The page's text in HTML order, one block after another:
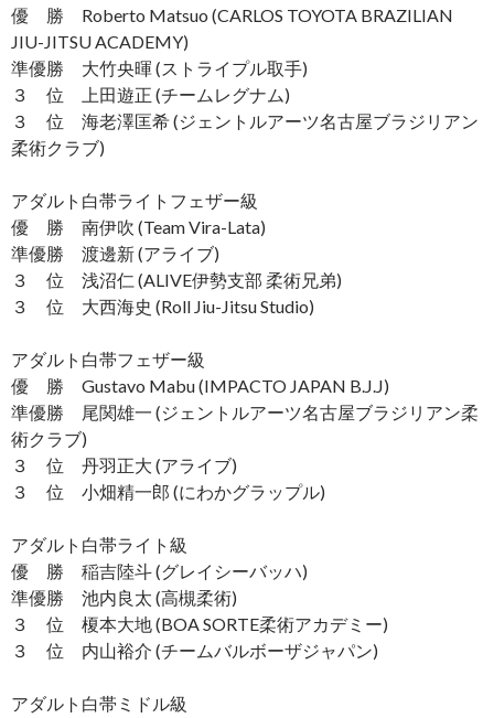
優 勝 Roberto Matsuo (CARLOS TOYOTA BRAZILIAN
JIU-JITSU ACADEMY)
準優勝 大竹央暉 (ストライプル取手)
３ 位 上田遊正 (チームレグナム)
３ 位 海老澤匡希 (ジェントルアーツ名古屋ブラジリアン
柔術クラブ)
アダルト白帯ライトフェザー級
優 勝 南伊吹 (Team Vira-Lata)
準優勝 渡邊新 (アライブ)
３ 位 浅沼仁 (ALIVE伊勢支部 柔術兄弟)
３ 位 大西海史 (Roll Jiu-Jitsu Studio)
アダルト白帯フェザー級
優 勝 Gustavo Mabu (IMPACTO JAPAN B.J.J)
準優勝 尾関雄一 (ジェントルアーツ名古屋ブラジリアン柔
術クラブ)
３ 位 丹羽正大 (アライブ)
３ 位 小畑精一郎 (にわかグラップル)
アダルト白帯ライト級
優 勝 稲吉陸斗 (グレイシーバッハ)
準優勝 池内良太 (高槻柔術)
３ 位 榎本大地 (BOA SORTE柔術アカデミー)
３ 位 内山裕介 (チームバルボーザジャパン)
アダルト白帯ミドル級